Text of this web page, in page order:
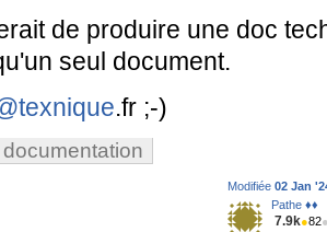
de produire une doc
seul document.
.fr ;-)
documentation
Modifiée 02 Jan
Pathe ♦♦
7.9k●82